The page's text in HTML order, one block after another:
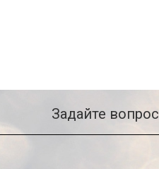
Задайте